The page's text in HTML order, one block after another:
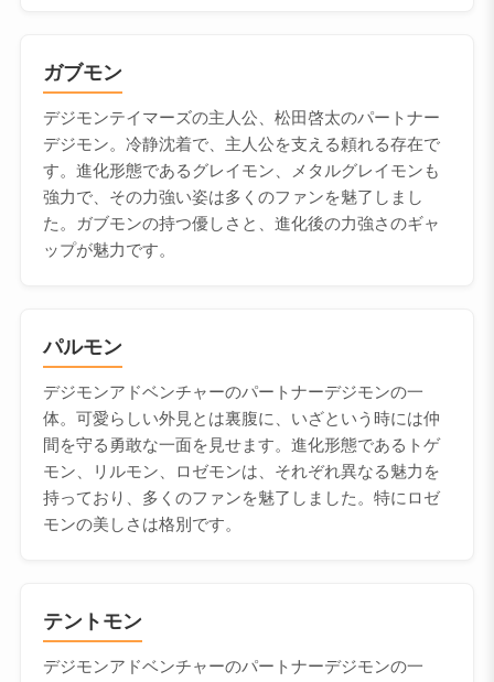
ガブモン
デジモンテイマーズの主人公、松田啓太のパートナー
デジモン。冷静沈着で、主人公を支える頼れる存在で
す。進化形態であるグレイモン、メタルグレイモンも
強力で、その力強い姿は多くのファンを魅了しまし
た。ガブモンの持つ優しさと、進化後の力強さのギャ
ップが魅力です。
パルモン
デジモンアドベンチャーのパートナーデジモンの一
体。可愛らしい外見とは裏腹に、いざという時には仲
間を守る勇敢な一面を見せます。進化形態であるトゲ
モン、リルモン、ロゼモンは、それぞれ異なる魅力を
持っており、多くのファンを魅了しました。特にロゼ
モンの美しさは格別です。
テントモン
デジモンアドベンチャーのパートナーデジモンの一